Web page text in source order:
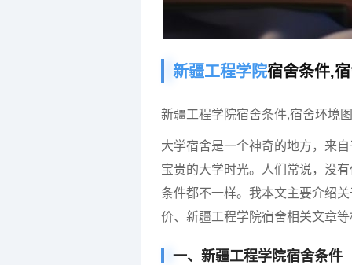
新疆工程学院宿舍条件,
新疆工程学院宿舍条件,宿舍环境
大学宿舍是一个神奇的地方，来
宝贵的大学时光。人们常说，没
条件都不一样。我本文主要介绍
价、新疆工程学院宿舍相关文章
一、新疆工程学院宿舍条件